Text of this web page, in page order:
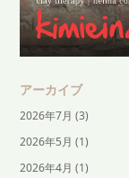
アーカイブ
2026年7月 (3)
2026年5月 (1)
2026年4月 (1)